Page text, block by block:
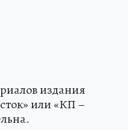
издания
или «КП –